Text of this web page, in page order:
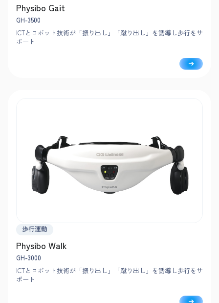
Physibo Gait
GH-3500
ICTとロボット技術が「振り出し」「蹴り出し」を誘導し歩行をサ
ポート
歩行運動
Physibo Walk
GH-3000
ICTとロボット技術が「振り出し」「蹴り出し」を誘導し歩行をサ
ポート